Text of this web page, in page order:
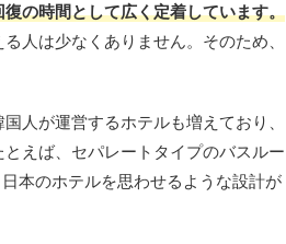
の時間として広く定着しています。
人は少なくありません。そのため、
人が運営するホテルも増えており、
えば、セパレートタイプのバスルー
本のホテルを思わせるような設計が